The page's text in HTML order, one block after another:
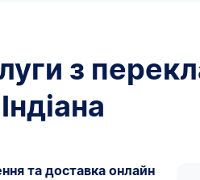
з
та доставка онлайн